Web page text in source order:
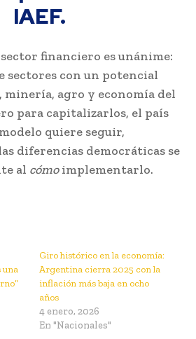
IAEF.
financiero es unánime:
sectores con un potencial
minería, agro y economía del
para capitalizarlos, el país
quiere seguir,
diferencias democráticas se
al cómoimplementarlo.
una
Giro histórico en la economía:
Argentina cierra 2025 con la
inflación más baja en ocho
años
4 enero, 2026
En "Nacionales"